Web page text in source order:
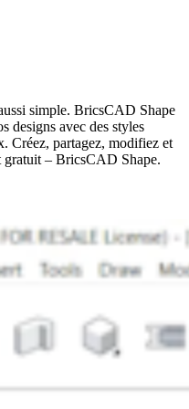
simple. BricsCAD Shape
designs avec des styles
Créez, partagez, modifiez et
gratuit – BricsCAD Shape.